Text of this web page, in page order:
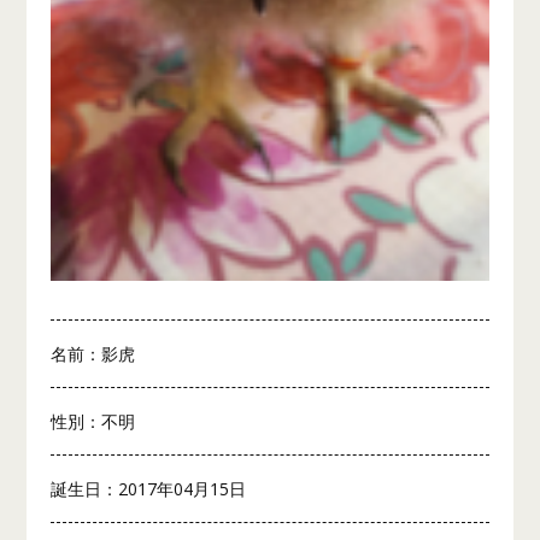
名前：影虎
性別：不明
誕生日：2017年04月15日